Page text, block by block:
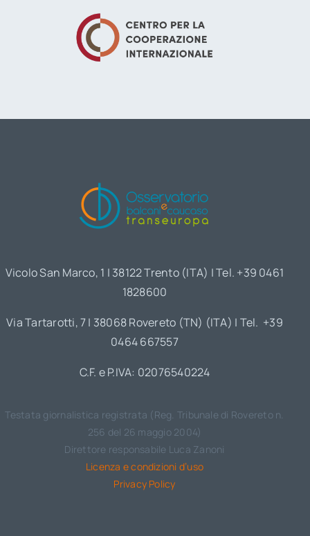
Vicolo San Marco, 1 | 38122 Trento (ITA) | Tel. +39 0461
1828600
Via Tartarotti, 7 | 38068 Rovereto (TN) (ITA) | Tel. +39
0464 667557
C.F. e P.IVA: 02076540224
Testata giornalistica registrata (Reg. Tribunale di Rovereto n.
256 del 26 maggio 2004)
Direttore responsabile Luca Zanoni
Licenza e condizioni d’uso
Privacy Policy